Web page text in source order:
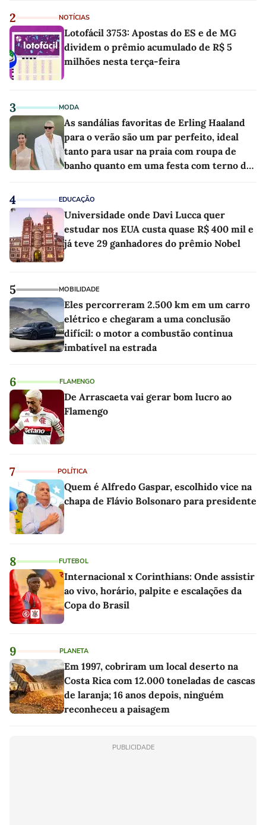
2 NOTÍCIAS
Lotofácil 3753: Apostas do ES e de MG
dividem o prêmio acumulado de R$ 5
milhões nesta terça-feira
3 MODA
As sandálias favoritas de Erling Haaland
para o verão são um par perfeito, ideal
tanto para usar na praia com roupa de
banho quanto em uma festa com terno de
4 EDUCAÇÃO
Universidade onde Davi Lucca quer
estudar nos EUA custa quase R$ 400 mil e
já teve 29 ganhadores do prêmio Nobel
5 MOBILIDADE
Eles percorreram 2.500 km em um carro
elétrico e chegaram a uma conclusão
difícil: o motor a combustão continua
imbatível na estrada
6 FLAMENGO
De Arrascaeta vai gerar bom lucro ao
Flamengo
7 POLÍTICA
Quem é Alfredo Gaspar, escolhido vice na
chapa de Flávio Bolsonaro para presidente
8 FUTEBOL
Internacional x Corinthians: Onde assistir
ao vivo, horário, palpite e escalações da
Copa do Brasil
9 PLANETA
Em 1997, cobriram um local deserto na
Costa Rica com 12.000 toneladas de cascas
de laranja; 16 anos depois, ninguém
reconheceu a paisagem
PUBLICIDADE